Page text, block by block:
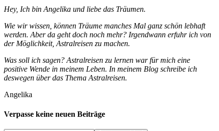
Hey, Ich bin Angelika und liebe das Träumen.
Wie wir wissen, können Träume manches Mal ganz schön lebhaft
werden. Aber da geht doch noch mehr? Irgendwann erfuhr ich von
der Möglichkeit, Astralreisen zu machen.
Was soll ich sagen? Astralreisen zu lernen war für mich eine
positive Wende in meinem Leben. In meinem Blog schreibe ich
deswegen über das Thema Astralreisen.
Angelika
Verpasse keine neuen Beiträge